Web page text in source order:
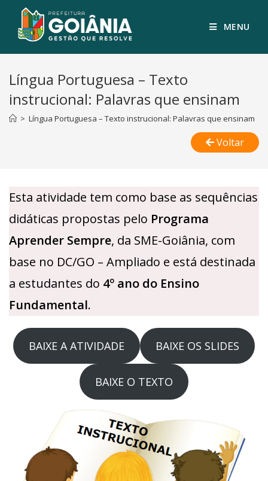
MENU
Língua Portuguesa – Texto
instrucional: Palavras que ensinam
> Língua Portuguesa – Texto instrucional: Palavras que ensinam
Voltar
Esta atividade tem como base as sequências
didáticas propostas pelo Programa
Aprender Sempre, da SME-Goiânia, com
base no DC/GO – Ampliado e está destinada
a estudantes do 4º ano do Ensino
Fundamental.
BAIXE A ATIVIDADE BAIXE OS SLIDES
BAIXE O TEXTO